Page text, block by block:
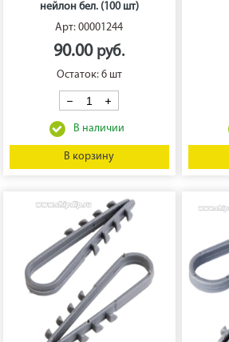
нейлон бел. (100 шт)
Арт: 00001244
90.00
Остаток: 6 шт
В корзину